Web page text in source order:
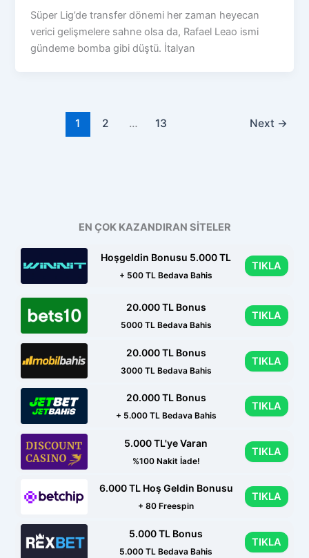
Süper Lig’de transfer dönemi her zaman heyecan
verici gelişmelere sahne olsa da, Rafael Leao ismi
gündeme bomba gibi düştü. İtalyan
1 2 … 13 Next →
EN ÇOK KAZANDIRAN SİTELER
Hoşgeldin Bonusu 5.000 TL
+ 500 TL Bedava Bahis
TIKLA
20.000 TL Bonus
5000 TL Bedava Bahis
TIKLA
20.000 TL Bonus
3000 TL Bedava Bahis
TIKLA
20.000 TL Bonus
+ 5.000 TL Bedava Bahis
TIKLA
5.000 TL'ye Varan
%100 Nakit İade!
TIKLA
6.000 TL Hoş Geldin Bonusu
+ 80 Freespin
TIKLA
5.000 TL Bonus
5.000 TL Bedava Bahis
TIKLA